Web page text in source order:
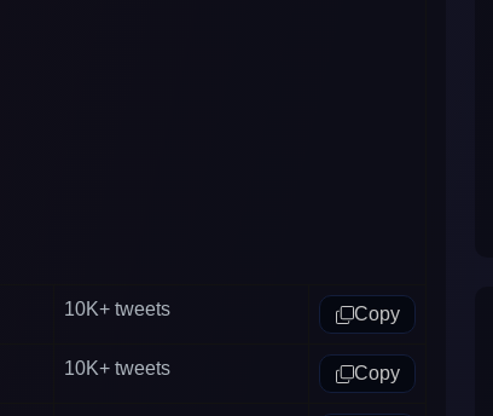
10K+ tweets Copy
10K+ tweets Copy